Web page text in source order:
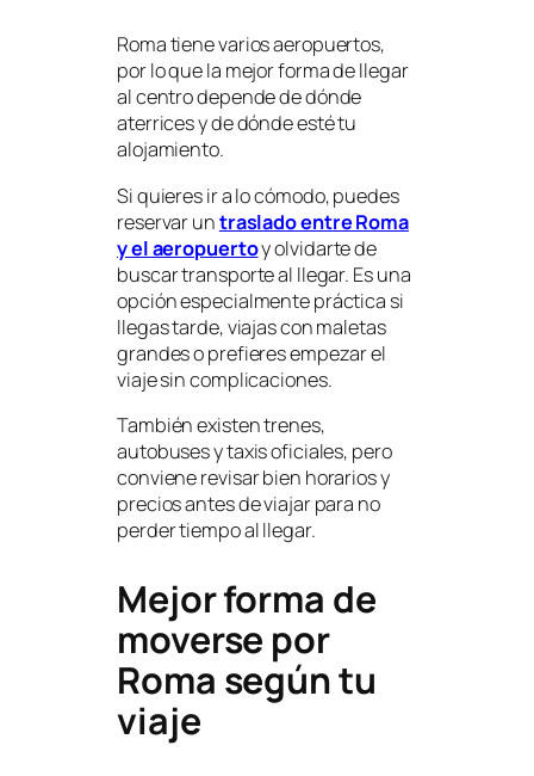
Roma tiene varios aeropuertos,
por lo que la mejor forma de llegar
al centro depende de dónde
aterrices y de dónde esté tu
alojamiento.
Si quieres ir a lo cómodo, puedes
reservar untraslado entre Roma
y el aeropuertoy olvidarte de
buscar transporte al llegar. Es una
opción especialmente práctica si
llegas tarde, viajas con maletas
grandes o prefieres empezar el
viaje sin complicaciones.
También existen trenes,
autobuses y taxis oficiales, pero
conviene revisar bien horarios y
precios antes de viajar para no
perder tiempo al llegar.
Mejor forma de
moverse por
Roma según tu
viaje